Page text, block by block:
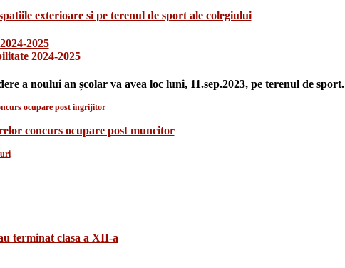
exterioare si pe terenul de sport ale colegiului
2025
2024-2025
a noului an școlar va avea loc luni, 11.sep.2023, pe terenul de sport.
ocupare post ingrijitor
concurs ocupare post muncitor
terminat clasa a XII-a